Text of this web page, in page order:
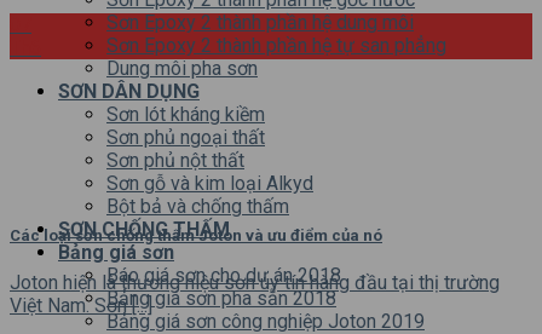
Sơn Epoxy 2 thành phần hệ dung môi
Sơn Epoxy 2 thành phần hệ tự san phẳng
Dung môi pha sơn
SƠN DÂN DỤNG
Sơn lót kháng kiềm
Sơn phủ ngoại thất
Sơn phủ nột thất
Sơn gỗ và kim loại Alkyd
Bột bả và chống thấm
SƠN CHỐNG THẤM
Bảng giá sơn
Báo giá sơn cho dự án 2018
Bảng giá sơn pha sẵn 2018
Bảng giá sơn công nghiệp Joton 2019
Các loại sơn chống thấm Joton và ưu điểm của nó
Joton hiện là thương hiệu sơn uy tín hàng đầu tại thị trường
Việt Nam. Sơn [...]